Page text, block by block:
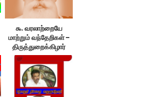
௯. வரலாற்றையே
மாற்றும் வந்தேறிகள் –
திருத்துறைக்கிழார்